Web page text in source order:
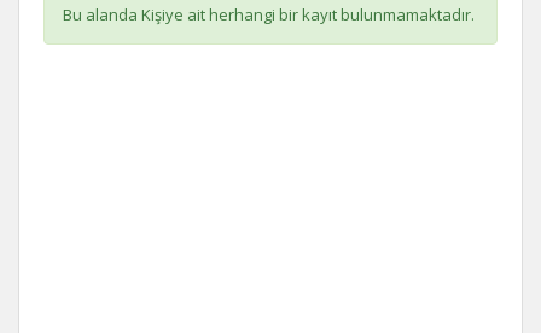
Bu alanda Kişiye ait herhangi bir kayıt bulunmamaktadır.